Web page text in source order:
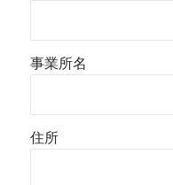
事業所名
住所